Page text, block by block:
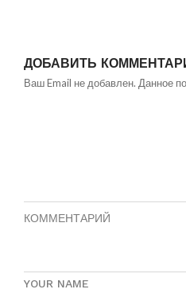
ДОБАВИТЬ
Ваш Email не добавлен. Данное
КОММЕНТАРИЙ
YOUR NAME